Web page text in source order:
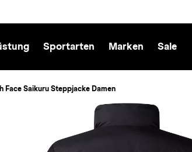
Sportarten Marken Sale
Face Saikuru Steppjacke Damen